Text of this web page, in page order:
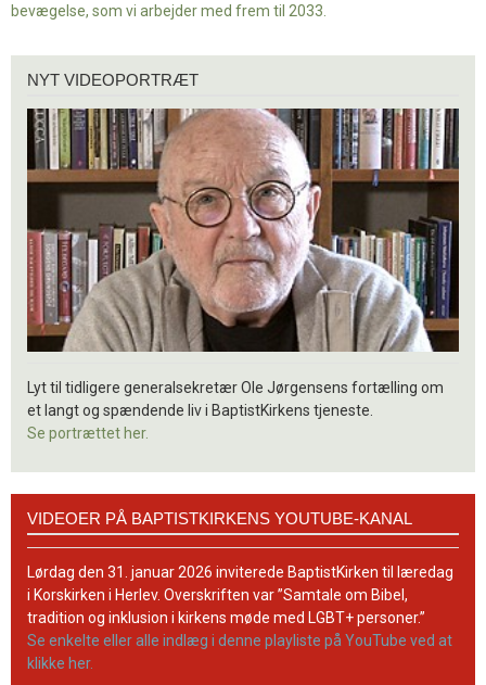
bevægelse, som vi arbejder med frem til 2033.
videoportræt
NYT VIDEOPORTRÆT
Lyt til tidligere generalsekretær Ole Jørgensens fortælling om
et langt og spændende liv i BaptistKirkens tjeneste.
Se portrættet her.
BaptistKirkens
YouTube-
kanal
VIDEOER PÅ BAPTISTKIRKENS YOUTUBE-KANAL
Lørdag den 31. januar 2026 inviterede BaptistKirken til læredag
i Korskirken i Herlev. Overskriften var ”Samtale om Bibel,
tradition og inklusion i kirkens møde med LGBT+ personer.”
Se enkelte eller alle indlæg i denne playliste på YouTube ved at
klikke her.